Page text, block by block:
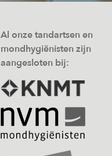
Al onze tandartsen en
mondhygiënisten zijn
aangesloten bij: